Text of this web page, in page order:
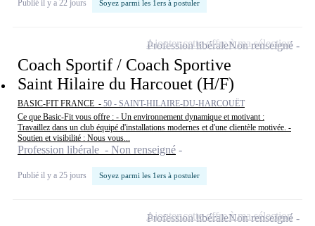
Publié il y a 22 jours Soyez parmi les 1ers à postuler
Coach Sportif / Coach Sportive
Saint Hilaire du Harcouet (H/F)
BASIC-FIT FRANCE - 50 - SAINT-HILAIRE-DU-HARCOUËT
Ce que Basic-Fit vous offre : - Un environnement dynamique et motivant :
Travaillez dans un club équipé d'installations modernes et d'une clientèle motivée. -
Soutien et visibilité : Nous vous...
Profession libérale - Non renseigné
Publié il y a 25 jours Soyez parmi les 1ers à postuler
Profession libéraleNon renseigné
Ajouter cette offre à ma sélection
Profession libéraleNon renseigné
Ajouter cette offre à ma sélection